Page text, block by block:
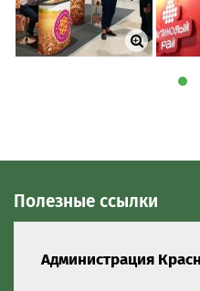
Полезные ссылки
Администрация